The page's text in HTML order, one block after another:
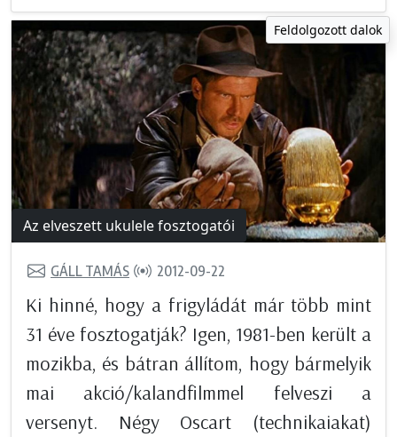
Feldolgozott dalok
Az elveszett ukulele fosztogatói
GÁLL TAMÁS 2012-09-22
Ki hinné, hogy a frigyládát már több mint
31 éve fosztogatják? Igen, 1981-ben került a
mozikba, és bátran állítom, hogy bármelyik
mai akció/kalandfilmmel felveszi a
versenyt. Négy Oscart (technikaiakat)